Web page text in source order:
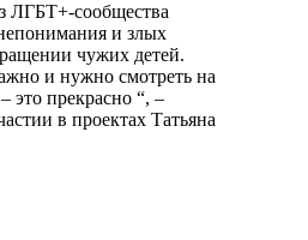
ЛГБТ+-сообщества
и злых
чужих детей.
и нужно смотреть на
это прекрасно “, –
в проектах Татьяна